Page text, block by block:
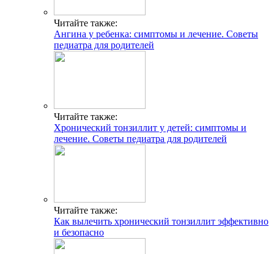
Читайте также:
Ангина у ребенка: симптомы и лечение. Советы
педиатра для родителей
Читайте также:
Хронический тонзиллит у детей: симптомы и
лечение. Советы педиатра для родителей
Читайте также:
Как вылечить хронический тонзиллит эффективно
и безопасно